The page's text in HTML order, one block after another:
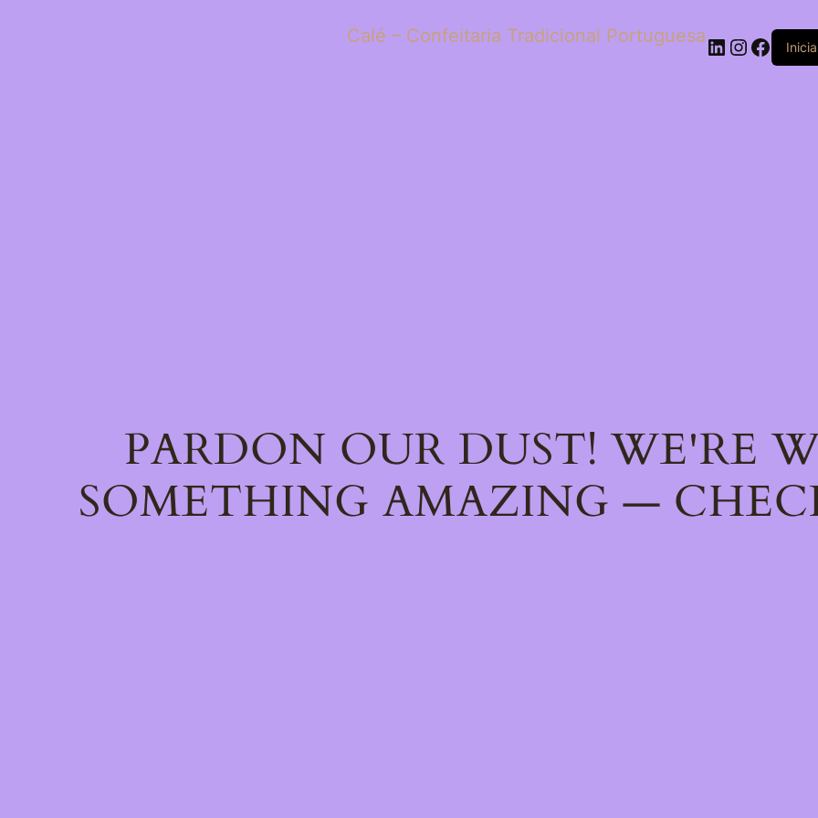
Calé – Confeitaria Tradicional PortuguesaLinkedIn
PARDON OUR DUST! WE'RE
SOMETHING AMAZING —